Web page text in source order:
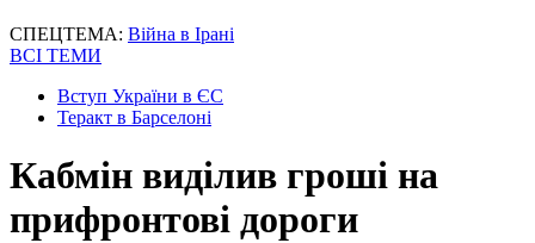
СПЕЦТЕМА: Війна в Ірані
ВСІ ТЕМИ
Вступ України в ЄС
Теракт в Барселоні
Кабмін виділив гроші на
прифронтові дороги